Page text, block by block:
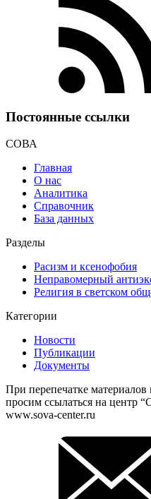
Постоянные ссылки
СОВА
Главная
О нас
Аналитика
Справочник
База данных
Разделы
Расизм и ксенофобия
Неправомерный
Религия в светском
Категории
Новости
Публикации
Документы
При перепечатке
просим ссылаться на центр
www.sova-center.ru